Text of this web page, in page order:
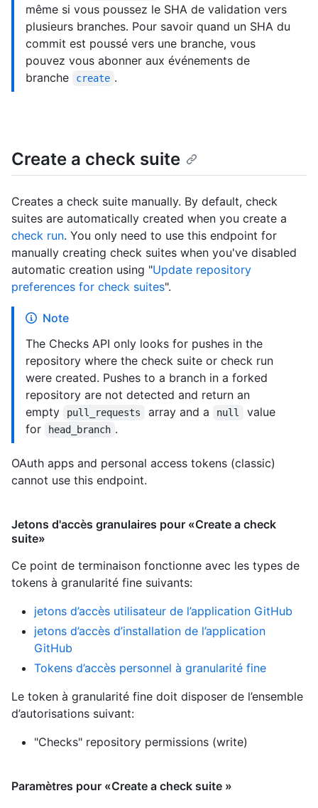
même si vous poussez le SHA de validation vers
plusieurs branches. Pour savoir quand un SHA du
commit est poussé vers une branche, vous
pouvez vous abonner aux événements de
branche
create .
Create a check suite
Creates a check suite manually. By default, check
suites are automatically created when you create a
check run. You only need to use this endpoint for
manually creating check suites when you've disabled
automatic creation using "Update repository
preferences for check suites".
Note
The Checks API only looks for pushes in the
repository where the check suite or check run
were created. Pushes to a branch in a forked
repository are not detected and return an
empty
pull_requests array and a null
value
for
head_branch .
OAuth apps and personal access tokens (classic)
cannot use this endpoint.
Jetons d'accès granulaires pour «Create a check
suite»
Ce point de terminaison fonctionne avec les types de
tokens à granularité fine suivants:
jetons d’accès utilisateur de l’application GitHub
jetons d’accès d’installation de l’application
GitHub
Tokens d’accès personnel à granularité fine
Le token à granularité fine doit disposer de l’ensemble
d’autorisations suivant:
"Checks" repository permissions (write)
Paramètres pour «Create a check suite »